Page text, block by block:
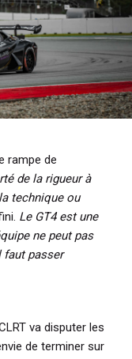
rampe de
de la rigueur à
technique ou
Le GT4 est une
ne peut pas
faut passer
va disputer les
de terminer sur